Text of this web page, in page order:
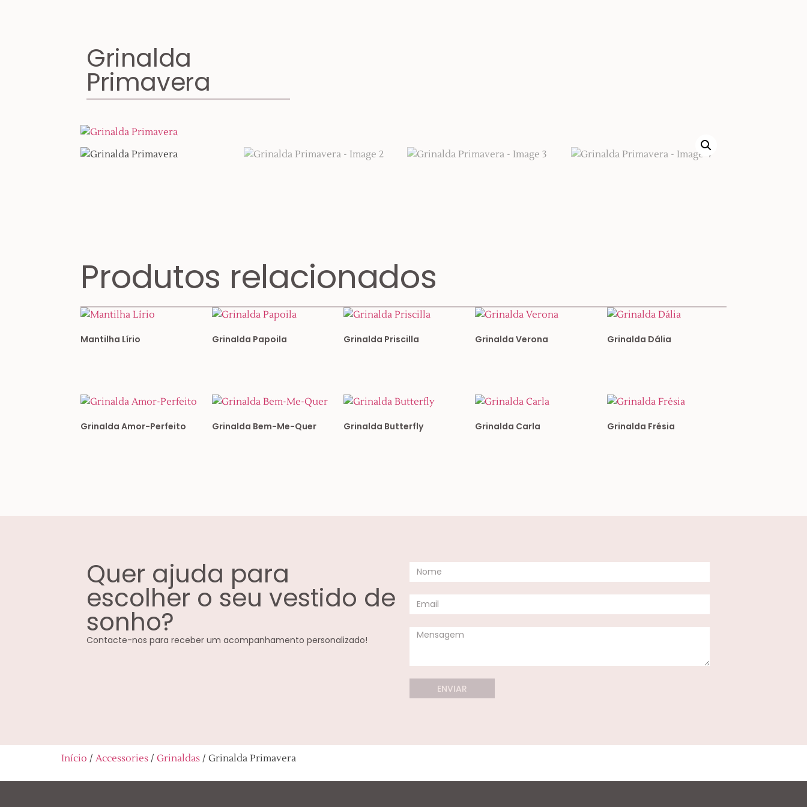
Grinalda
Primavera
Produtos relacionados
Mantilha Lírio Grinalda Papoila Grinalda Priscilla Grinalda Verona Grinalda Dália
Grinalda Amor-Perfeito Grinalda Bem-Me-Quer Grinalda Butterfly Grinalda Carla Grinalda Frésia
Quer ajuda para
escolher o seu vestido de
sonho?
Contacte-nos para receber um acompanhamento personalizado!
ENVIAR
Início / Accessories / Grinaldas / Grinalda Primavera